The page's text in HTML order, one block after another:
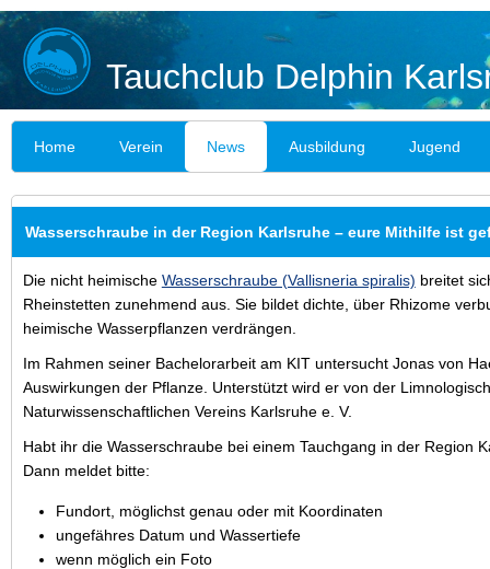
Tauchclub Delphin
Home Verein News Ausbildung Jugend
Wasserschraube in der Region Karlsruhe – eure Mithilfe ist
Die nicht heimische Wasserschraube (Vallisneria spiralis) breitet
Rheinstetten zunehmend aus. Sie bildet dichte, über Rhizome
heimische Wasserpflanzen verdrängen.
Im Rahmen seiner Bachelorarbeit am KIT untersucht Jonas von
Auswirkungen der Pflanze. Unterstützt wird er von der
Naturwissenschaftlichen Vereins Karlsruhe e. V.
Habt ihr die Wasserschraube bei einem Tauchgang in der Region
Dann meldet bitte:
Fundort, möglichst genau oder mit Koordinaten
ungefähres Datum und Wassertiefe
wenn möglich ein Foto